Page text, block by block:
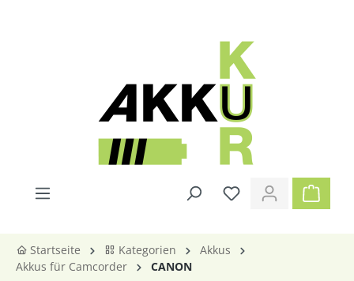
Startseite Kategorien
Akkus
Akkus für Camcorder
CANON